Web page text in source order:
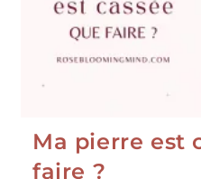
Ma pierre est
faire ?